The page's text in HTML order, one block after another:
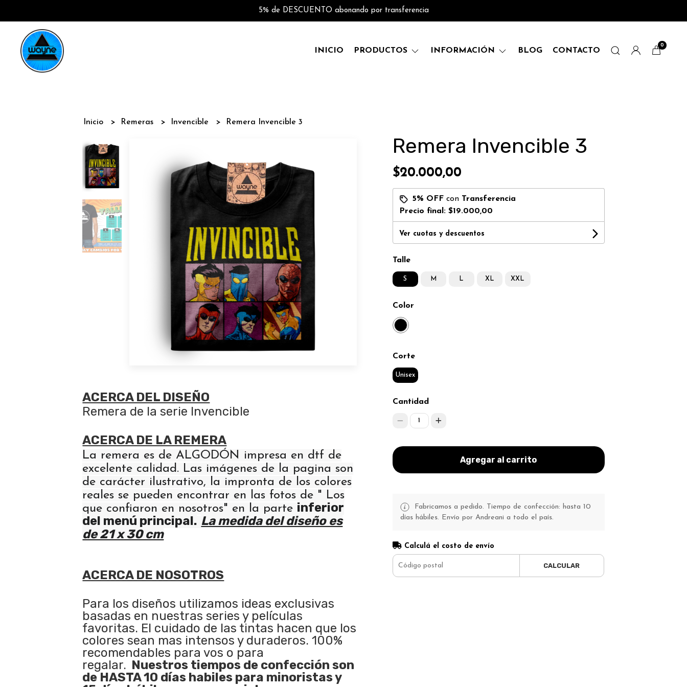
5% de DESCUENTO abonando por transferencia
INICIO PRODUCTOS INFORMACIÓN BLOG CONTACTO
0
Inicio Remeras Invencible Remera Invencible 3
ACERCA DEL DISEÑO
Remera de la serie Invencible
ACERCA DE LA REMERA
La remera es de ALGODÓN impresa en dtf de
excelente calidad. Las imágenes de la pagina son
de carácter ilustrativo, la impronta de los colores
reales se pueden encontrar en las fotos de " Los
que confiaron en nosotros" en la parte inferior
del menú principal. La medida del diseño es
de 21 x 30 cm
ACERCA DE NOSOTROS
Para los diseños utilizamos ideas exclusivas
basadas en nuestras series y películas
favoritas. El cuidado de las tintas hacen que los
colores sean mas intensos y duraderos. 100%
recomendables para vos o para
regalar. Nuestros tiempos de confección son
de HASTA 10 días habiles para minoristas y
Remera Invencible 3
$20.000,00
5% OFFcon Transferencia
Precio final: $19.000,00
Ver cuotas y descuentos
Talle
S M L XL XXL
Color
Corte
Unisex
Cantidad
1
Agregar al carrito
Fabricamos a pedido. Tiempo de confección: hasta 10
días hábiles. Envío por Andreani a todo el país.
Calculá el costo de envío
CALCULAR